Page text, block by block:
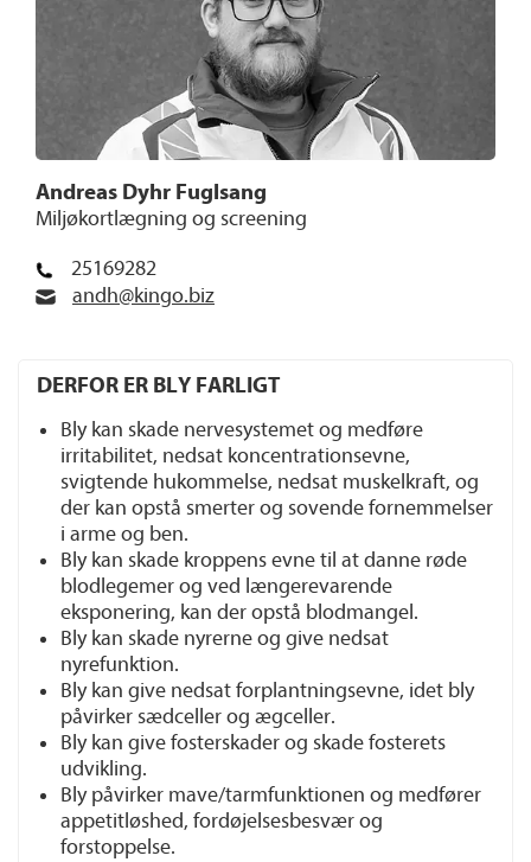
Andreas Dyhr Fuglsang
Miljøkortlægning og screening
25169282
andh@kingo.biz
DERFOR ER BLY FARLIGT
Bly kan skade nervesystemet og medføre
irritabilitet, nedsat koncentrationsevne,
svigtende hukommelse, nedsat muskelkraft, og
der kan opstå smerter og sovende fornemmelser
i arme og ben.
Bly kan skade kroppens evne til at danne røde
blodlegemer og ved længerevarende
eksponering, kan der opstå blodmangel.
Bly kan skade nyrerne og give nedsat
nyrefunktion.
Bly kan give nedsat forplantningsevne, idet bly
påvirker sædceller og ægceller.
Bly kan give fosterskader og skade fosterets
udvikling.
Bly påvirker mave/tarmfunktionen og medfører
appetitløshed, fordøjelsesbesvær og
forstoppelse.